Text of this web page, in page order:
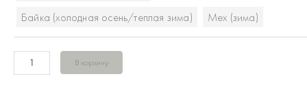
Байка (холодная осень/теплая зима)
Мех (зима)
В корзину